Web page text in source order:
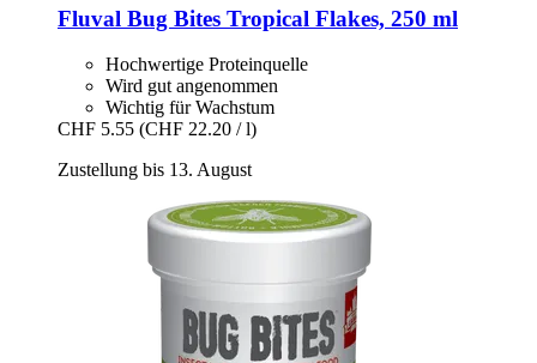
Fluval Bug Bites Tropical Flakes, 250 ml
Hochwertige Proteinquelle
Wird gut angenommen
Wichtig für Wachstum
CHF 5.55 (CHF 22.20 / l)
Zustellung bis 13. August